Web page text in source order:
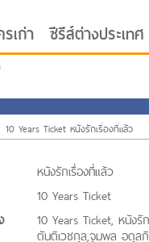
เก่า ซีรีส์ต่างประเทศ
10 Years Ticket หนังรักเรื่องที่แล้ว
หนังรักเรื่องที่แล้ว
10 Years Ticket
10 Years Ticket, หนัง
ตันติเวชกุล,จุมพล อดุล